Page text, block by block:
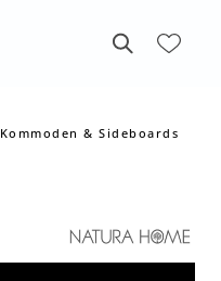
Kommoden & Sideboards